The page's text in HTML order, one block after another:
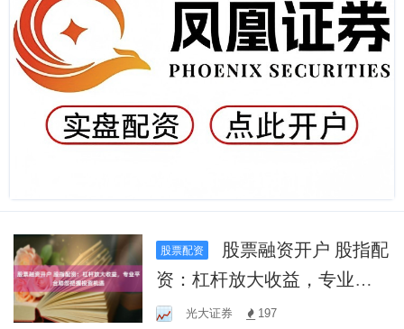
股票配资
资：杠杆放大收益，专业平
台助您把握投资机遇
光大证券 197